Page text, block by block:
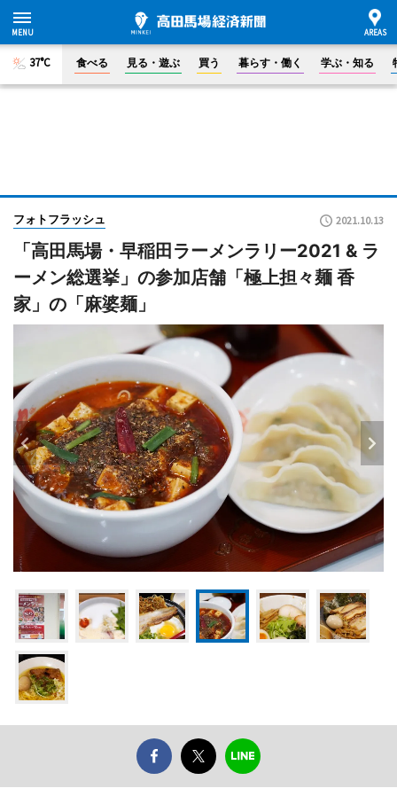
37°C 食べる 見る・遊ぶ 買う 暮らす・働く 学ぶ・知る
フォトフラッシュ 2021.10.13
「高田馬場・早稲田ラーメンラリー2021 & ラ
ーメン総選挙」の参加店舗「極上担々麺 香
家」の「麻婆麺」